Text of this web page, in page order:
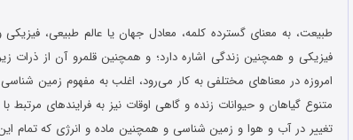
طبیعت، به معنای گسترده کلمه، معادل جهان یا عالم طبیعی،
فیزیکی و همچنین زندگی اشاره دارد؛ و همچنین قلمرو آن از ذرات
امروزه در معناهای مختلفی به کار می‌رود، اغلب به مفهوم زمین‌
متنوع گیاهان و حیوانات زنده و گاهی اوقات نیز به فرایندهای مرتبط
تغییر در آب‌ و هوا و زمین‌ شناسی و همچنین ماده و انرژی که تمام